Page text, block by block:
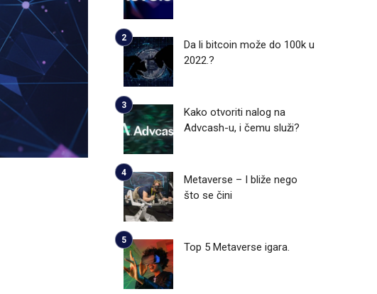
Da li bitcoin može do 100k u
2022.?
Kako otvoriti nalog na
Advcash-u, i čemu služi?
Metaverse – I bliže nego
što se čini
Top 5 Metaverse igara.